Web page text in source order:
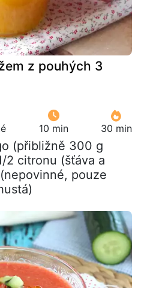
z pouhých 3
10 min 30 min
(přibližně 300 g
2 citronu (šťáva a
pouze